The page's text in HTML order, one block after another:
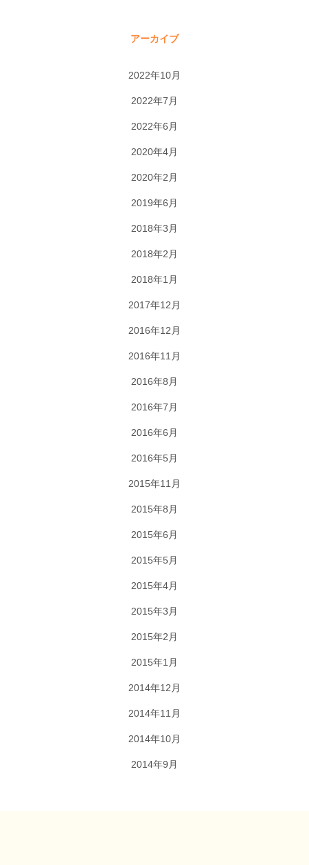
アーカイブ
2022年10月
2022年7月
2022年6月
2020年4月
2020年2月
2019年6月
2018年3月
2018年2月
2018年1月
2017年12月
2016年12月
2016年11月
2016年8月
2016年7月
2016年6月
2016年5月
2015年11月
2015年8月
2015年6月
2015年5月
2015年4月
2015年3月
2015年2月
2015年1月
2014年12月
2014年11月
2014年10月
2014年9月